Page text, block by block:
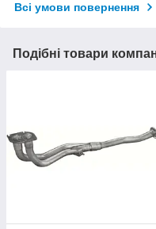
Всі умови повернення
Подібні товари